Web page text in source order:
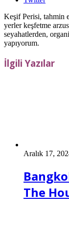
Keşif Perisi, tahmin
yerler keşfetme
seyahatlerden,
yapıyorum.
İlgili Yazılar
Aralık 17,
The